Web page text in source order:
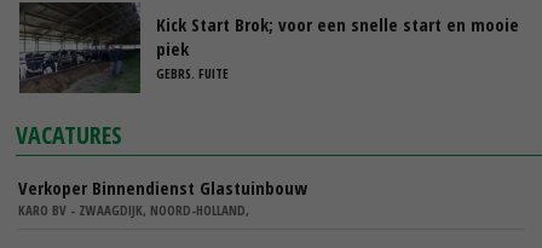
Kick Start Brok; voor een snelle start en mooie
piek
GEBRS. FUITE
VACATURES
Verkoper Binnendienst Glastuinbouw
KARO BV - ZWAAGDIJK, NOORD-HOLLAND,